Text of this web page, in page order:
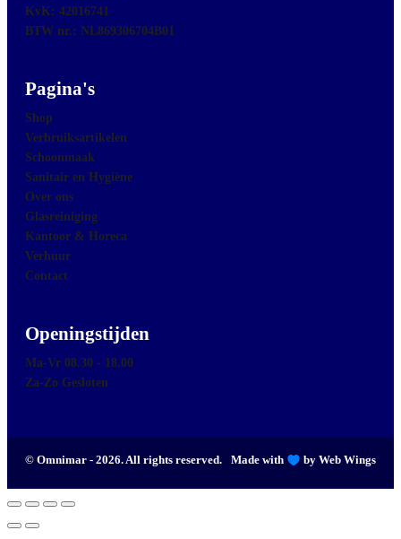
KvK: 42016741
BTW nr.: NL869306704B01
Pagina's
Shop
Verbruiksartikelen
Schoonmaak
Sanitair en Hygiëne
Over ons
Glasreiniging
Kantoor & Horeca
Verhuur
Contact
Openingstijden
Ma-Vr 08.30 - 18.00
Za-Zo Gesloten
© Omnimar - 2026. All rights reserved. Made with by Web Wings